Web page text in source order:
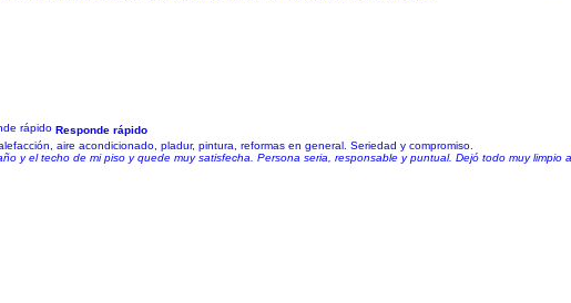
Responde rápido
aire acondicionado, pladur, pintura, reformas en general. Seriedad y compromiso.
y el techo de mi piso y quede muy satisfecha. Persona seria, responsable y puntual. Dejó todo muy limpio